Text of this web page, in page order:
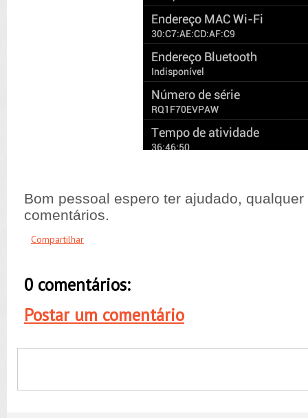
Bom pessoal espero ter ajudado,
comentários.
Compartilhar
0 comentários:
Postar um comentário